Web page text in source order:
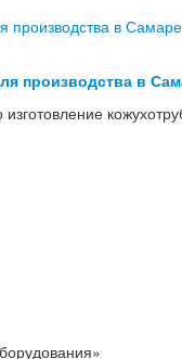
производства в